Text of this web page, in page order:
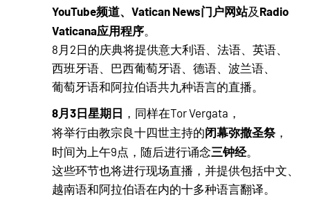
YouTube频道、Vatican News门户网站及Radio
Vaticana应用程序。
8月2日的庆典将提供意大利语、法语、英语、
西班牙语、巴西葡萄牙语、德语、波兰语、
葡萄牙语和阿拉伯语共九种语言的直播。
8月3日星期日 ，同样在Tor Vergata，
将举行由教宗良十四世主持的闭幕弥撒圣祭，
时间为上午9点，随后进行诵念三钟经。
这些环节也将进行现场直播，并提供包括中文、
越南语和阿拉伯语在内的十多种语言翻译。